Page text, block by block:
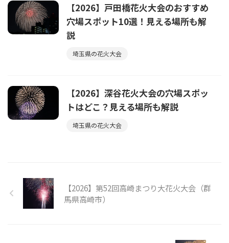
【2026】戸田橋花火大会のおすすめ
穴場スポット10選！見える場所も解
説
埼玉県の花火大会
【2026】深谷花火大会の穴場スポッ
トはどこ？見える場所も解説
埼玉県の花火大会
【2026】第52回高崎まつり大花火大会（群
馬県高崎市）